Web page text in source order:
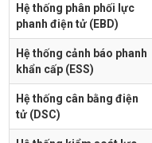
Hệ thống phân phối lực
phanh điện tử (EBD)
Hệ thống cảnh báo phanh
khẩn cấp (ESS)
Hệ thống cân bằng điện
tử (DSC)